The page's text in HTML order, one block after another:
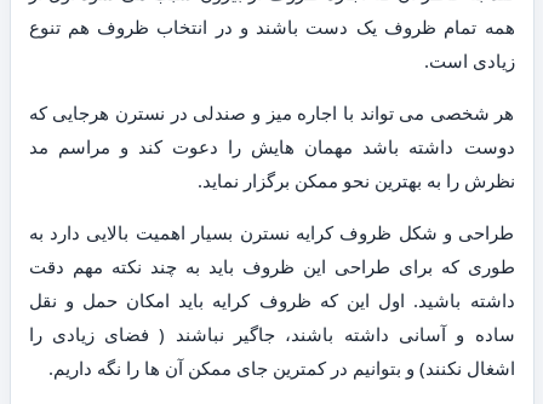
همه تمام ظروف یک دست باشند و در انتخاب ظروف هم تنوع
زیادی است.
هر شخصی می تواند با اجاره میز و صندلی در نسترن هرجایی که
دوست داشته باشد مهمان هایش را دعوت کند و مراسم مد
نظرش را به بهترین نحو ممکن برگزار نماید.
طراحی و شکل ظروف کرایه نسترن بسیار اهمیت بالایی دارد به
طوری که برای طراحی این ظروف باید به چند نکته مهم دقت
داشته باشید. اول این که ظروف کرایه باید امکان حمل و نقل
ساده و آسانی داشته باشند، جاگیر نباشند ( فضای زیادی را
اشغال نکنند) و بتوانیم در کمترین جای ممکن آن ها را نگه داریم.